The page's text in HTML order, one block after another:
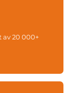
av 20 000+